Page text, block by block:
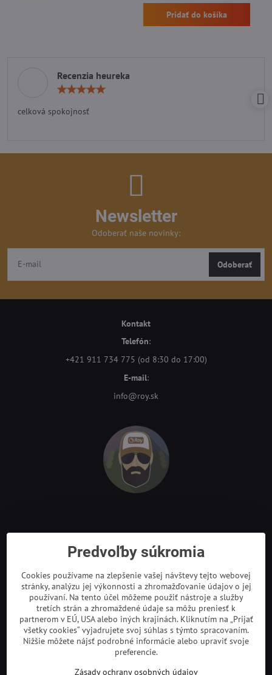
Pridať do košíka
Recenzia heureka
celková spokojnosť
Newsletter
Odoberať naše novinky:
Odoberať
Kontakt
Telefón:
+421 911 734 775 (od 8:30 do 17:00)
E-mail:
info@roy.sk
Predvoľby súkromia
Cookies používame na zlepšenie vašej návštevy tejto webovej
stránky, analýzu jej výkonnosti a zhromažďovanie údajov o jej
používaní. Na tento účel môžeme použiť nástroje a služby
tretích strán a zhromaždené údaje sa môžu preniesť k
partnerom v EÚ, USA alebo iných krajinách. Kliknutím na „Prijať
všetky cookies“ vyjadrujete svoj súhlas s týmto spracovaním.
Nižšie môžete nájsť podrobné informácie alebo upraviť svoje
preferencie.
Zásady ochrany osobných údajov